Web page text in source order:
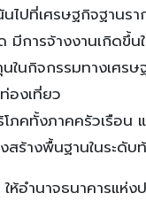
ไปที่เศรษฐกิจฐานร
มีการจ้างงานเกิดขึ้น
นในกิจกรรมทางเศร
องเที่ยว
ภคทั้งภาคครัวเรือน
สร้างพื้นฐานในระดับ
ห้อำนาจธนาคารแห่ง